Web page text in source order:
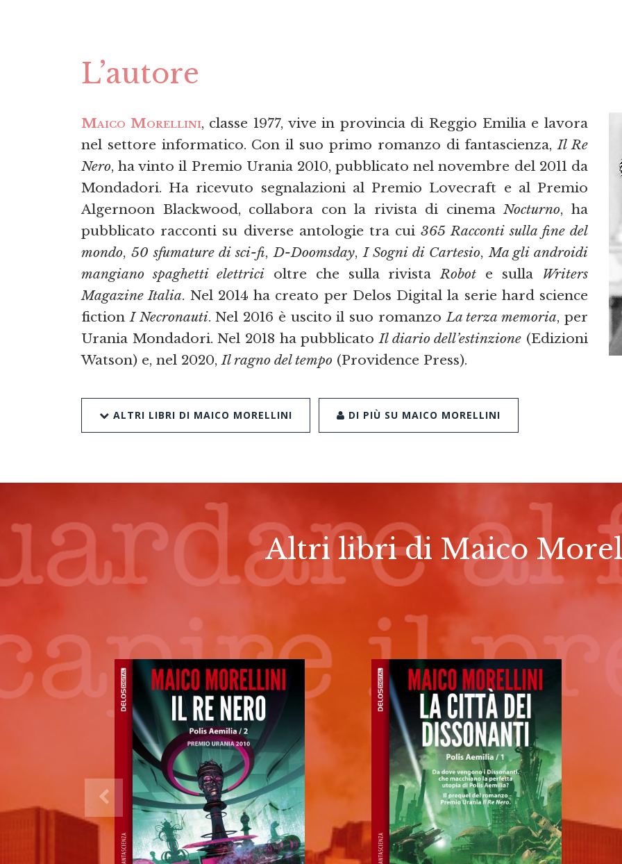
L’autore
Maico Morellini, classe 1977, vive in provincia di Reggio Emilia e lavora
nel settore informatico. Con il suo primo romanzo di fantascienza,Il Re
Nero, ha vinto il Premio Urania 2010, pubblicato nel novembre del 2011 da
Mondadori. Ha ricevuto segnalazioni al Premio Lovecraft e al Premio
Algernoon Blackwood, collabora con la rivista di cinemaNocturno, ha
pubblicato racconti su diverse antologie tra cui365 Racconti sulla fine del
mondo, 50 sfumature di sci-fi,D-Doomsday,I Sogni di Cartesio,Ma gli androidi
mangiano spaghetti elettricioltre che sulla rivistaRobot e sulla Writers
Magazine Italia. Nel 2014 ha creato per Delos Digital la serie hard science
fictionI Necronauti. Nel 2016 è uscito il suo romanzoLa terza memoria, per
Urania Mondadori. Nel 2018 ha pubblicatoIl diario dell’estinzione (Edizioni
Watson) e, nel 2020,Il ragno del tempo (Providence Press).
ALTRI LIBRI DI MAICO MORELLINI DI PIÙ SU MAICO MORELLINI
Altri libri di Maico